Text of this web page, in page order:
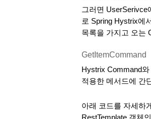
그러면 UserSerivce
로 Spring Hystrix에
목록을 가지고 오는
GetItemCommand
Hystrix Command
적용한 메서드에 간
아래 코드를 자세하